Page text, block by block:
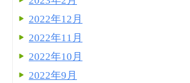
2022年12月
2022年11月
2022年10月
2022年9月